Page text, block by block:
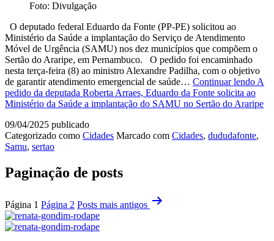
Foto: Divulgação
O deputado federal Eduardo da Fonte (PP-PE) solicitou ao
Ministério da Saúde a implantação do Serviço de Atendimento
Móvel de Urgência (SAMU) nos dez municípios que compõem o
Sertão do Araripe, em Pernambuco. O pedido foi encaminhado
nesta terça-feira (8) ao ministro Alexandre Padilha, com o objetivo
de garantir atendimento emergencial de saúde… Continuar lendo A
pedido da deputada Roberta Arraes, Eduardo da Fonte solicita ao
Ministério da Saúde a implantação do SAMU no Sertão do Araripe
09/04/2025 publicado
Categorizado como Cidades Marcado com Cidades, dududafonte,
Samu, sertao
Paginação de posts
Página 1 Página 2 Posts mais antigos